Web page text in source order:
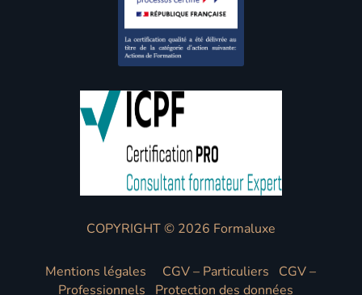
COPYRIGHT © 2026 Formaluxe
Mentions légales CGV – Particuliers
CGV –
Professionnels
Protection des données